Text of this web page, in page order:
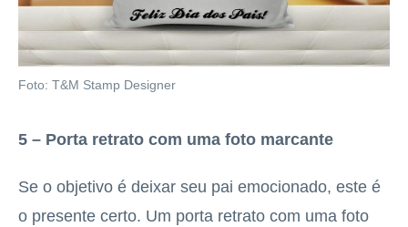
Foto: T&M Stamp Designer
5 – Porta retrato com uma foto marcante
Se o objetivo é deixar seu pai emocionado, este é
o presente certo. Um porta retrato com uma foto